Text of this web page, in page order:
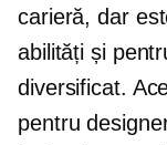
carieră, dar
abilități și
diversificat.
pentru